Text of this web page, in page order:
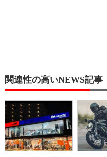
関連性の高いNEWS記事